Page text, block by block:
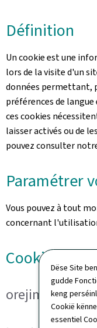
Dëse Site
gudde
keng
Cookië
essentiel
Définition
Un cookie est une
lors de la visite d'un
données permettant,
préférences de
ces cookies
laisser activés ou de
pouvez consulter
Paramétrer
Vous pouvez à tout
concernant
Cookies
orejime